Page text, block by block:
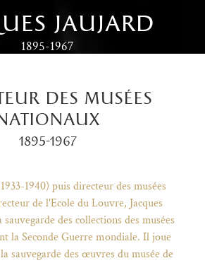
dans un nouvel onglet)
jaujard
1895-1967
des musées
1895-1967
1940) puis directeur des musées
de l'Ecole du Louvre, Jacques
des collections des musées
la Seconde Guerre mondiale. Il joue
sauvegarde des œuvres du musée de